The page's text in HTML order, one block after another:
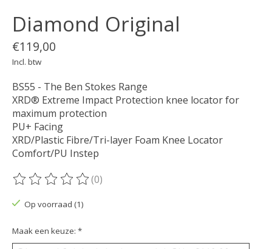
Diamond Original
€119,00
Incl. btw
BS55 - The Ben Stokes Range
XRD® Extreme Impact Protection knee locator for
maximum protection
PU+ Facing
XRD/Plastic Fibre/Tri-layer Foam Knee Locator
Comfort/PU Instep
De beoordeling van dit product is
(0)
Op voorraad (1)
Maak een keuze: *